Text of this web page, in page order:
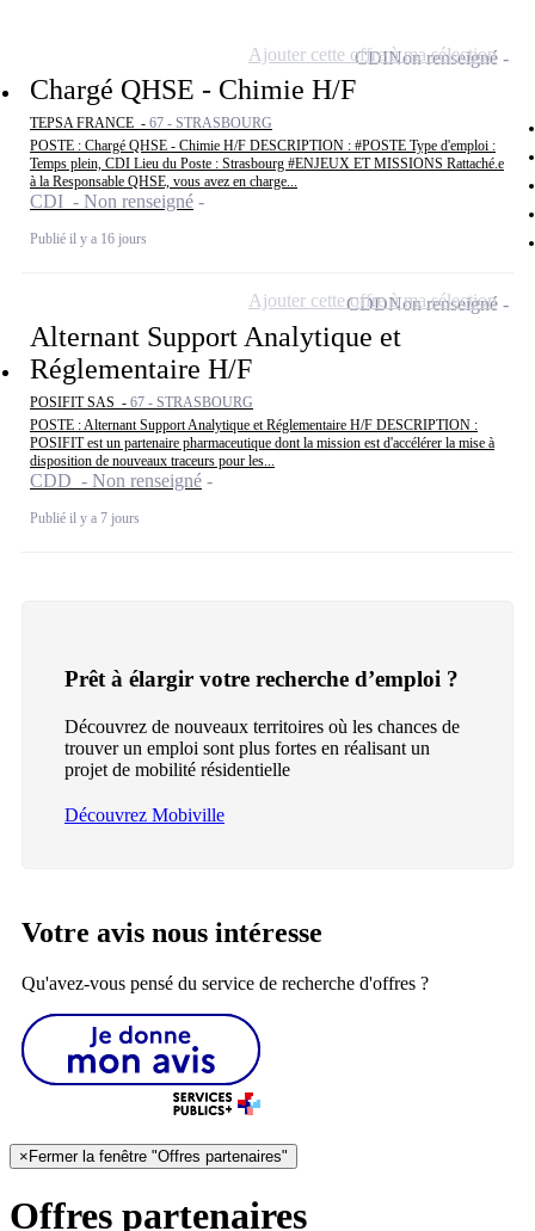
Chargé QHSE - Chimie H/F
TEPSA FRANCE - 67 - STRASBOURG
POSTE : Chargé QHSE - Chimie H/F DESCRIPTION : #POSTE Type d'emploi :
Temps plein, CDI Lieu du Poste : Strasbourg #ENJEUX ET MISSIONS Rattaché.e
à la Responsable QHSE, vous avez en charge...
CDI - Non renseigné
Publié il y a 16 jours
CDINon renseigné
Ajouter cette offre à ma sélection
Alternant Support Analytique et
Réglementaire H/F
POSIFIT SAS - 67 - STRASBOURG
POSTE : Alternant Support Analytique et Réglementaire H/F DESCRIPTION :
POSIFIT est un partenaire pharmaceutique dont la mission est d'accélérer la mise à
disposition de nouveaux traceurs pour les...
CDD - Non renseigné
Publié il y a 7 jours
CDDNon renseigné
Ajouter cette offre à ma sélection
Prêt à élargir votre recherche d’emploi ?
Découvrez de nouveaux territoires où les chances de
trouver un emploi sont plus fortes en réalisant un
projet de mobilité résidentielle
Découvrez Mobiville
Votre avis nous intéresse
Qu'avez-vous pensé du service de recherche d'offres ?
× Fermer la fenêtre "Offres partenaires"
Offres partenaires